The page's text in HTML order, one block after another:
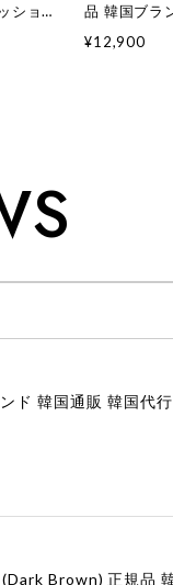
ション
品 韓国ブラ
¥12,900